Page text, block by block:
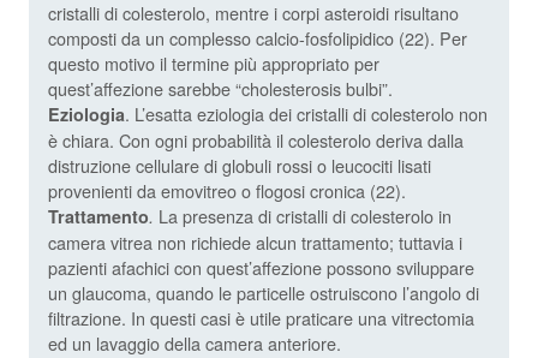
cristalli di colesterolo, mentre i corpi asteroidi risultano
composti da un complesso calcio-fosfolipidico (22). Per
questo motivo il termine più appropriato per
quest’affezione sarebbe “cholesterosis bulbi”.
Eziologia. L’esatta eziologia dei cristalli di colesterolo non
è chiara. Con ogni probabilità il colesterolo deriva dalla
distruzione cellulare di globuli rossi o leucociti lisati
provenienti da emovitreo o flogosi cronica (22).
Trattamento. La presenza di cristalli di colesterolo in
camera vitrea non richiede alcun trattamento; tuttavia i
pazienti afachici con quest’affezione possono sviluppare
un glaucoma, quando le particelle ostruiscono l’angolo di
filtrazione. In questi casi è utile praticare una vitrectomia
ed un lavaggio della camera anteriore.